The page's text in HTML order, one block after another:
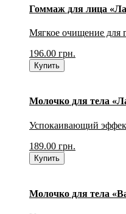
Гоммаж для лица
Мягкое очищение для
196.00 грн.
Купить
Молочко для тела
Успокаивающий
189.00 грн.
Купить
Молочко для тела